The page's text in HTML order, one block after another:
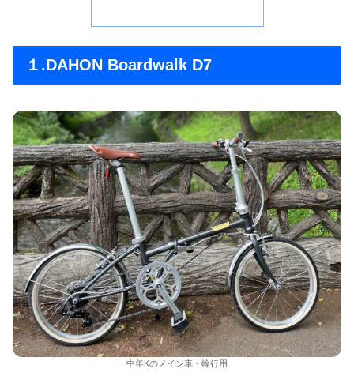
１.DAHON Boardwalk D7
中年Kのメイン車・輪行用